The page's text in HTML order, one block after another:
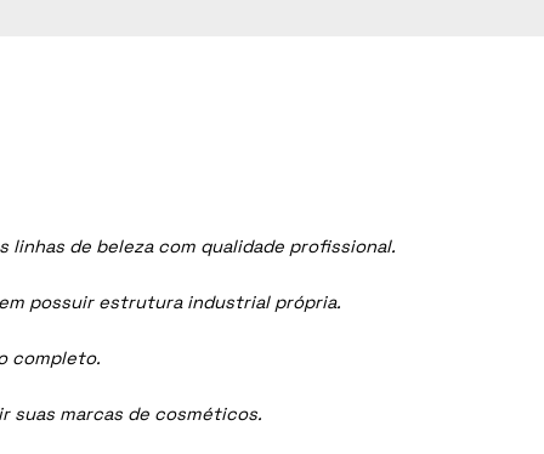
de beleza com qualidade profissional.
possuir estrutura industrial própria.
completo.
suas marcas de cosméticos.